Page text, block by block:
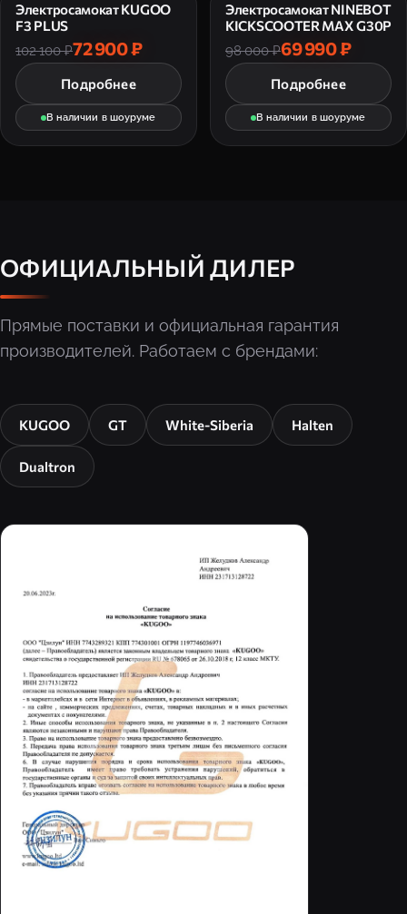
Электросамокат KUGOO
F3 PLUS
102 100 ₽72 900 ₽
Подробнее
В наличии в шоуруме
Электросамокат NINEBOT
KICKSCOOTER MAX G30P
98 000 ₽69 990 ₽
Подробнее
В наличии в шоуруме
ОФИЦИАЛЬНЫЙ ДИЛЕР
Прямые поставки и официальная гарантия
производителей. Работаем с брендами:
KUGOO GT White-Siberia Halten
Dualtron